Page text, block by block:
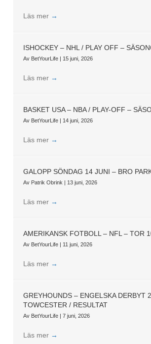
Läs mer →
ISHOCKEY – NHL / PLAY OFF –
Av BetYourLife | 15 juni, 2026
Läs mer →
BASKET USA – NBA / PLAY-OFF –
Av BetYourLife | 14 juni, 2026
Läs mer →
GALOPP SÖNDAG 14 JUNI – BRO
Av Patrik Obrink | 13 juni, 2026
Läs mer →
AMERIKANSK FOTBOLL – NFL – TOR
Av BetYourLife | 11 juni, 2026
Läs mer →
GREYHOUNDS – ENGELSKA DERBYT
TOWCESTER / RESULTAT
Av BetYourLife | 7 juni, 2026
Läs mer →